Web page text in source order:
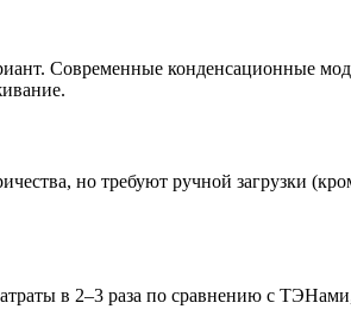
Современные конденсационные
но требуют ручной загрузки
в 2–3 раза по сравнению с